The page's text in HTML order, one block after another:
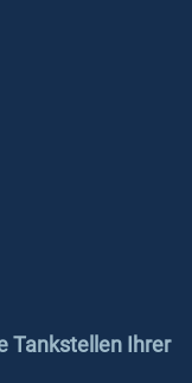
Tankstellen Ihrer